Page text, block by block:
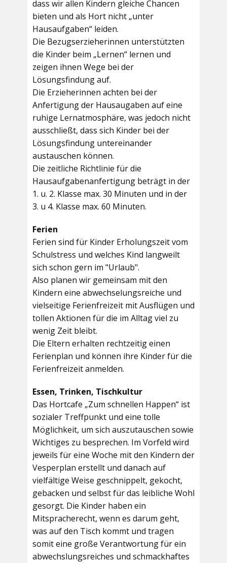
dass wir allen Kindern gleiche Chancen
bieten und als Hort nicht „unter
Hausaufgaben“ leiden.
Die Bezugserzieherinnen unterstützten
die Kinder beim „Lernen“ lernen und
zeigen ihnen Wege bei der
Lösungsfindung auf.
Die Erzieherinnen achten bei der
Anfertigung der Hausaugaben auf eine
ruhige Lernatmosphäre, was jedoch nicht
ausschließt, dass sich Kinder bei der
Lösungsfindung untereinander
austauschen können.
Die zeitliche Richtlinie für die
Hausaufgabenanfertigung beträgt in der
1. u. 2. Klasse max. 30 Minuten und in der
3. u 4. Klasse max. 60 Minuten.
Ferien
Ferien sind für Kinder Erholungszeit vom
Schulstress und welches Kind langweilt
sich schon gern im "Urlaub".
Also planen wir gemeinsam mit den
Kindern eine abwechselungsreiche und
vielseitige Ferienfreizeit mit Ausflügen und
tollen Aktionen für die im Alltag viel zu
wenig Zeit bleibt.
Die Eltern erhalten rechtzeitig einen
Ferienplan und können ihre Kinder für die
Ferienfreizeit anmelden.
Essen, Trinken, Tischkultur
Das Hortcafe „Zum schnellen Happen“ ist
sozialer Treffpunkt und eine tolle
Möglichkeit, um sich auszutauschen sowie
Wichtiges zu besprechen. Im Vorfeld wird
jeweils für eine Woche mit den Kindern der
Vesperplan erstellt und danach auf
vielfältige Weise geschnippelt, gekocht,
gebacken und selbst für das leibliche Wohl
gesorgt. Die Kinder haben ein
Mitspracherecht, wenn es darum geht,
was auf den Tisch kommt und tragen
somit eine große Verantwortung für ein
abwechslungsreiches und schmackhaftes